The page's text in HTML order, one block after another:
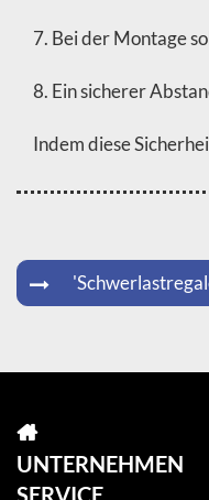
7. Bei der Montage
8. Ein sicherer
Indem diese
UNTERNEHMEN
SERVICE